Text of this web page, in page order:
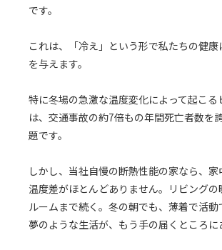
です。
これは、「冷え」という形で私たちの健
を与えます。
特に冬場の急激な温度変化によって起こる
は、交通事故の約7倍もの年間死亡者数を
題です。
しかし、当社自慢の断熱性能の家なら、家
温度差がほとんどありません。リビングの
ルームまで続く。冬の朝でも、薄着で活動
夢のような生活が、もう手の届くところに